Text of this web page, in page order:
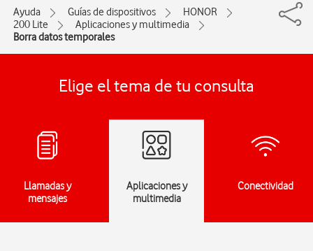
Ayuda Guías de dispositivos
HONOR
200 Lite
Aplicaciones y multimedia
Borra datos temporales
Elige el tema de tu consulta
Llamadas y
mensajes
Aplicaciones y
multimedia
Conectividad